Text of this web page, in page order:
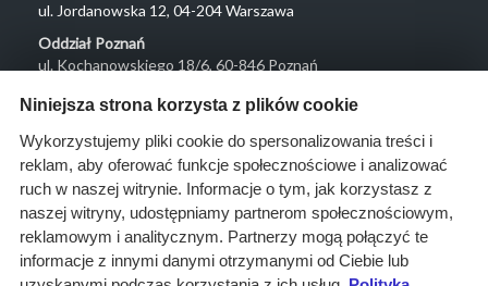
ul. Jordanowska 12, 04-204 Warszawa
Oddział Poznań
ul. Kochanowskiego 18/6, 60-846 Poznań
Menu
O nas
Rozwiązania
Monitoring
przetargów
Raporty
Niniejsza strona korzysta z plików cookie
Wykorzystujemy pliki cookie do spersonalizowania treści i
reklam, aby oferować funkcje społecznościowe i analizować
ruch w naszej witrynie. Informacje o tym, jak korzystasz z
naszej witryny, udostępniamy partnerom społecznościowym,
reklamowym i analitycznym. Partnerzy mogą połączyć te
informacje z innymi danymi otrzymanymi od Ciebie lub